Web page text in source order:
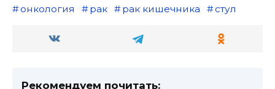
онкология рак рак кишечника стул
Рекомендуем почитать: